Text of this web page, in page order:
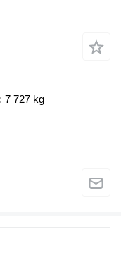
7 727 kg